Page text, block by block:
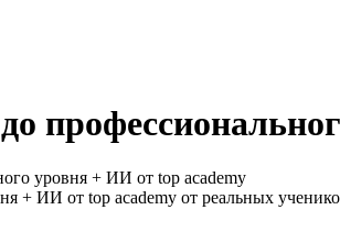
уровня + ИИ от top academy
+ ИИ от top academy от реальных